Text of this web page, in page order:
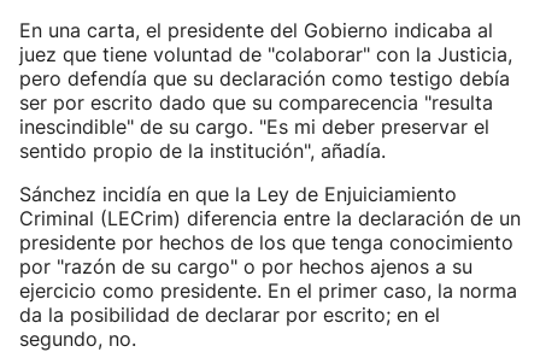
En una carta, el presidente del Gobierno indicaba al
juez que tiene voluntad de "colaborar" con la Justicia,
pero defendía que su declaración como testigo debía
ser por escrito dado que su comparecencia "resulta
inescindible" de su cargo. "Es mi deber preservar el
sentido propio de la institución", añadía.
Sánchez incidía en que la Ley de Enjuiciamiento
Criminal (LECrim) diferencia entre la declaración de un
presidente por hechos de los que tenga conocimiento
por "razón de su cargo" o por hechos ajenos a su
ejercicio como presidente. En el primer caso, la norma
da la posibilidad de declarar por escrito; en el
segundo, no.